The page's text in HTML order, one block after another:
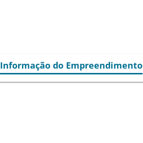
Informação do Empreendimento